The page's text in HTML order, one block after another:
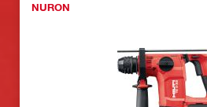
NURON